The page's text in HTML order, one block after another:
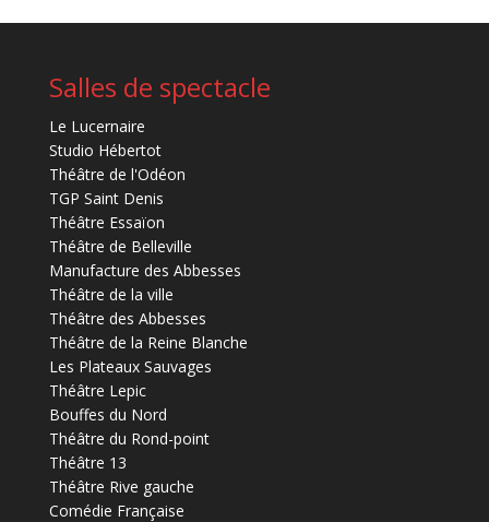
Salles de spectacle
Le Lucernaire
Studio Hébertot
Théâtre de l'Odéon
TGP Saint Denis
Théâtre Essaïon
Théâtre de Belleville
Manufacture des Abbesses
Théâtre de la ville
Théâtre des Abbesses
Théâtre de la Reine Blanche
Les Plateaux Sauvages
Théâtre Lepic
Bouffes du Nord
Théâtre du Rond-point
Théâtre 13
Théâtre Rive gauche
Comédie Française